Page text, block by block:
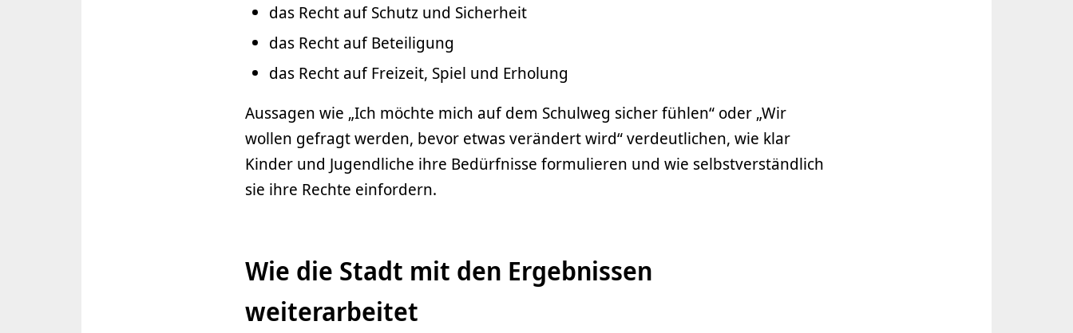
das Recht auf Schutz und Sicherheit
das Recht auf Beteiligung
das Recht auf Freizeit, Spiel und Erholung
Aussagen wie „Ich möchte mich auf dem Schulweg sicher fühlen“ oder „Wir
wollen gefragt werden, bevor etwas verändert wird“ verdeutlichen, wie klar
Kinder und Jugendliche ihre Bedürfnisse formulieren und wie selbstverständlich
sie ihre Rechte einfordern.
Wie die Stadt mit den Ergebnissen
weiterarbeitet